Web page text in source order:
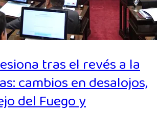
tras el revés a la
cambios en desalojos,
del Fuego y